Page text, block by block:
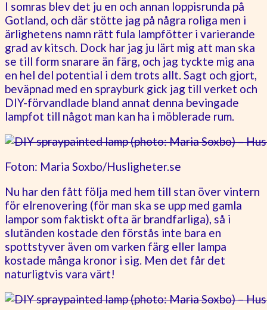
I somras blev det ju en och annan loppisrunda på
Gotland, och där stötte jag på några roliga men i
ärlighetens namn rätt fula lampfötter i varierande
grad av kitsch. Dock har jag ju lärt mig att man ska
se till form snarare än färg, och jag tyckte mig ana
en hel del potential i dem trots allt. Sagt och gjort,
beväpnad med en sprayburk gick jag till verket och
DIY-förvandlade bland annat denna bevingade
lampfot till något man kan ha i möblerade rum.
Foton: Maria Soxbo/Husligheter.se
Nu har den fått följa med hem till stan över vintern
för elrenovering (för man ska se upp med gamla
lampor som faktiskt ofta är brandfarliga), så i
slutänden kostade den förstås inte bara en
spottstyver även om varken färg eller lampa
kostade många kronor i sig. Men det får det
naturligtvis vara värt!